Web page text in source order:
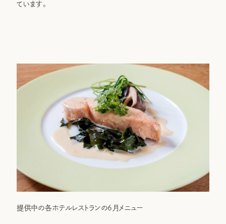
ています。
提供中の各ホテルレストランの6月メニュー